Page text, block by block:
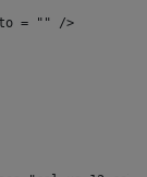
= "" />